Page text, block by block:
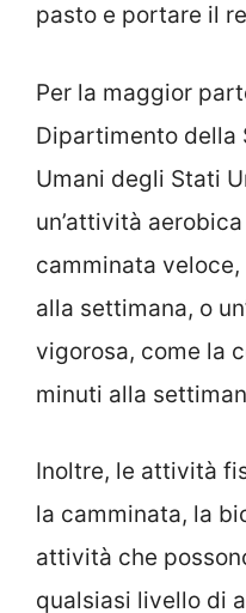
pasto e portare il
Per la maggior
Dipartimento della
Umani degli Stati
un’attività
camminata
alla settimana, o
vigorosa, come la
minuti alla
Inoltre, le attività
la camminata, la
attività che
qualsiasi livello di